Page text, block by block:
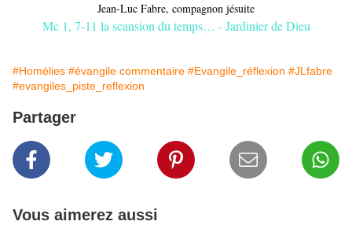
Jean-Luc Fabre, compagnon jésuite
Mc 1, 7-11 la scansion du temps… - Jardinier de Dieu
#Homélies #évangile commentaire #Evangile_réflexion #JLfabre
#evangiles_piste_reflexion
Partager
Vous aimerez aussi